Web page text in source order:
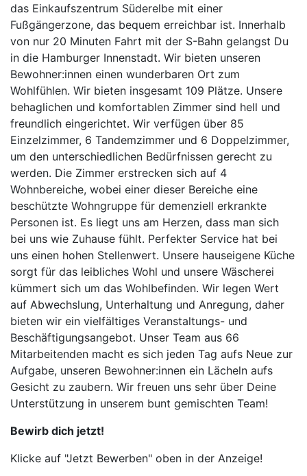
das Einkaufszentrum Süderelbe mit einer
Fußgängerzone, das bequem erreichbar ist. Innerhalb
von nur 20 Minuten Fahrt mit der S-Bahn gelangst Du
in die Hamburger Innenstadt. Wir bieten unseren
Bewohner:innen einen wunderbaren Ort zum
Wohlfühlen. Wir bieten insgesamt 109 Plätze. Unsere
behaglichen und komfortablen Zimmer sind hell und
freundlich eingerichtet. Wir verfügen über 85
Einzelzimmer, 6 Tandemzimmer und 6 Doppelzimmer,
um den unterschiedlichen Bedürfnissen gerecht zu
werden. Die Zimmer erstrecken sich auf 4
Wohnbereiche, wobei einer dieser Bereiche eine
beschützte Wohngruppe für demenziell erkrankte
Personen ist. Es liegt uns am Herzen, dass man sich
bei uns wie Zuhause fühlt. Perfekter Service hat bei
uns einen hohen Stellenwert. Unsere hauseigene Küche
sorgt für das leibliches Wohl und unsere Wäscherei
kümmert sich um das Wohlbefinden. Wir legen Wert
auf Abwechslung, Unterhaltung und Anregung, daher
bieten wir ein vielfältiges Veranstaltungs- und
Beschäftigungsangebot. Unser Team aus 66
Mitarbeitenden macht es sich jeden Tag aufs Neue zur
Aufgabe, unseren Bewohner:innen ein Lächeln aufs
Gesicht zu zaubern. Wir freuen uns sehr über Deine
Unterstützung in unserem bunt gemischten Team!
Bewirb dich jetzt!
Klicke auf "Jetzt Bewerben" oben in der Anzeige!